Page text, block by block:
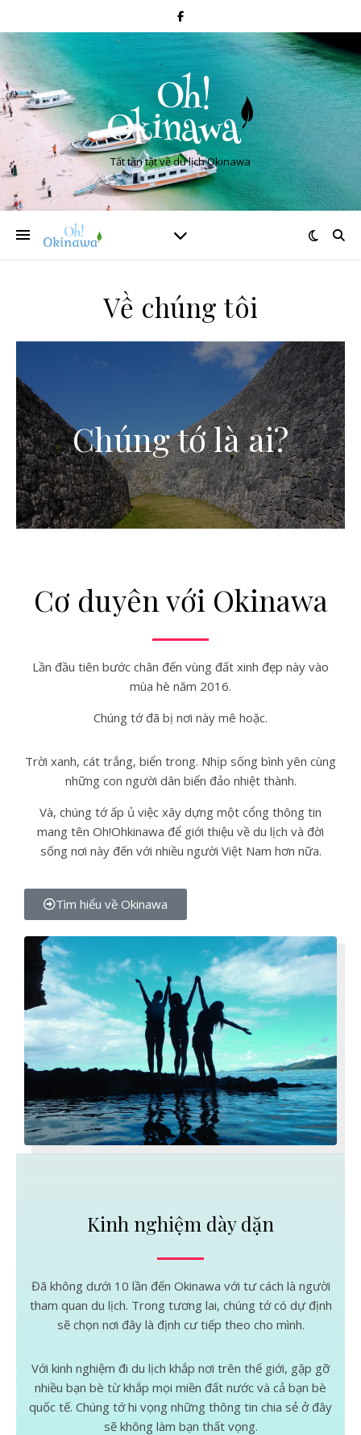
Tất tần tật về du lịch Okinawa
Về chúng tôi
Chúng tớ là ai?
Cơ duyên với Okinawa
Lần đầu tiên bước chân đến vùng đất xinh đẹp này vào
mùa hè năm 2016.
Chúng tớ đã bị nơi này mê hoặc.
Trời xanh, cát trắng, biển trong. Nhịp sống bình yên cùng
những con người dân biển đảo nhiệt thành.
Và, chúng tớ ấp ủ việc xây dựng một cổng thông tin
mang tên Oh!Ohkinawa để giới thiệu về du lịch và đời
sống nơi này đến với nhiều người Việt Nam hơn nữa.
Tìm hiểu về Okinawa
Kinh nghiệm dày dặn
Đã không dưới 10 lần đến Okinawa với tư cách là người
tham quan du lịch. Trong tương lai, chúng tớ có dự định
sẽ chọn nơi đây là định cư tiếp theo cho mình.
Với kinh nghiệm đi du lịch khắp nơi trên thế giới, gặp gỡ
nhiều bạn bè từ khắp mọi miền đất nước và cả bạn bè
quốc tế. Chúng tớ hi vọng những thông tin chia sẻ ở đây
sẽ không làm bạn thất vọng.